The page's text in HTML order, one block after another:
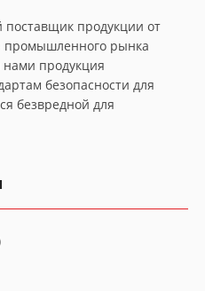
продукции от
промышленного рынка
нами продукция
безопасности для
безвредной для